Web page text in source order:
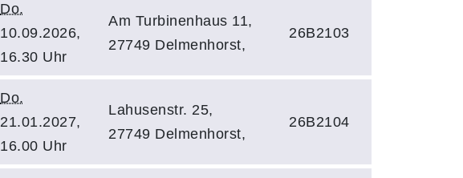
Do.
10.09.2026,
16.30 Uhr
Am Turbinenhaus 11,
27749 Delmenhorst,
26B2103
Do.
21.01.2027,
16.00 Uhr
Lahusenstr. 25,
27749 Delmenhorst,
26B2104